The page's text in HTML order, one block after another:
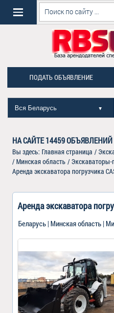
ПОДАТЬ ОБЪЯВЛЕНИЕ
Вся Беларусь ▼
НА САЙТЕ14459ОБЪЯВЛЕНИЙ
Вы здесь: Главная страница /
/ Минская область / Экскаваторы-
Аренда экскаватора погрузчика
Аренда экскаватора
Беларусь | Минская область |